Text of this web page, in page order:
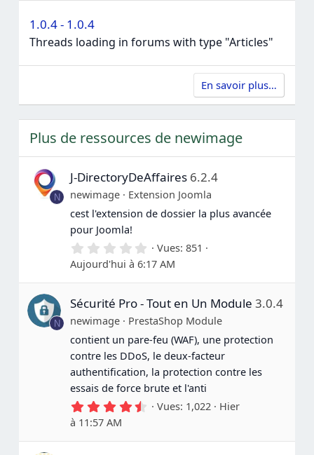
1.0.4 - 1.0.4
Threads loading in forums with type "Articles"
En savoir plus…
Plus de ressources de newimage
N
J-DirectoryDeAffaires 6.2.4
newimage
Extension Joomla
cest l'extension de dossier la plus avancée
pour Joomla!
0
.
0
0
t
o
i
l
e
(
s
Vues 851
Aujourd'hui à 6:17 AM
N
Sécurité Pro - Tout en Un Module 3.0.4
newimage
PrestaShop Module
contient un pare-feu (WAF), une protection
contre les DDoS, le deux-facteur
authentification, la protection contre les
essais de force brute et l'anti
4
7
Vues 1,022
Hier
à 11:57 AM